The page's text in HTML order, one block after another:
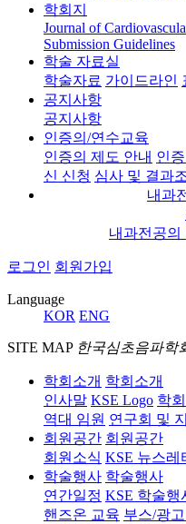
학회지
Journal of
Submission Guidelines
학술 자료실
학술자료 가이드라인
공지사항
공지사항
인증의/연수교육
인증의 제도 안내 인
신 신청 심사 및 결과
내과
내과전공의
로그인 회원가입
Language
KOR ENG
SITE MAP 한국심초음파학
학회소개 학회소개
인사말 KSE Logo 학
역대 임원 연구회 및
회원공간 회원공간
회원소식 KSE 뉴스레
학술행사 학술행사
연간일정 KSE 학술행
핸즈온 교육 부스/광